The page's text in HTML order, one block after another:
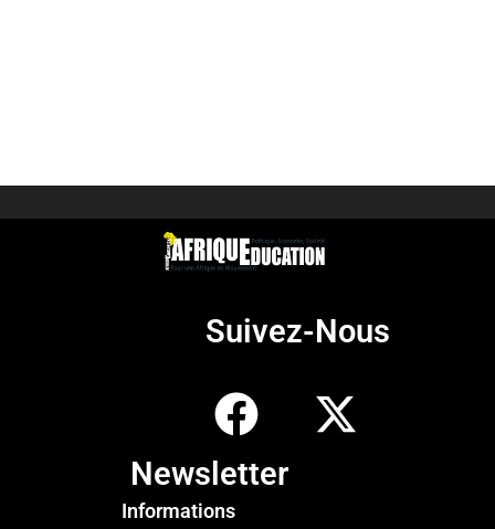
Suivez-Nous
Newsletter
Informations